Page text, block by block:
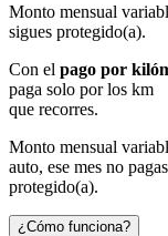
Monto mensual
sigues protegido(a).
Con el pago por
paga solo por los km
que recorres.
Monto mensual
auto, ese mes no
protegido(a).
¿Cómo funciona?